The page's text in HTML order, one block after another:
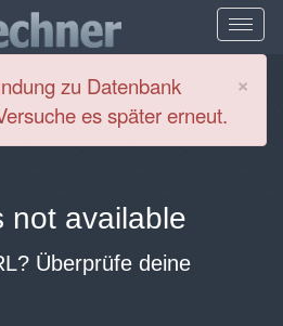
×
zu Datenbank
es später erneut.
not available
Überprüfe deine